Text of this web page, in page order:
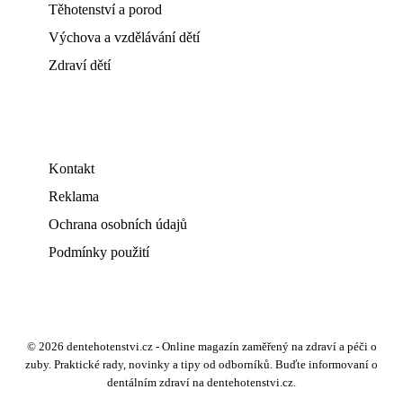
Těhotenství a porod
Výchova a vzdělávání dětí
Zdraví dětí
Kontakt
Reklama
Ochrana osobních údajů
Podmínky použití
© 2026 dentehotenstvi.cz - Online magazín zaměřený na zdraví a péči o
zuby. Praktické rady, novinky a tipy od odborníků. Buďte informovaní o
dentálním zdraví na dentehotenstvi.cz.